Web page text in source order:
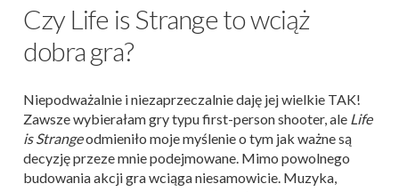
Czy Life is Strange to wciąż
dobra gra?
Niepodważalnie i niezaprzeczalnie daję jej wielkie TAK!
Zawsze wybierałam gry typu first-person shooter, ale Life
is Strangeodmieniło moje myślenie o tym jak ważne są
decyzję przeze mnie podejmowane. Mimo powolnego
budowania akcji gra wciąga niesamowicie. Muzyka,